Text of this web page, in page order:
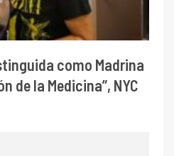
como Madrina
de la Medicina”, NYC